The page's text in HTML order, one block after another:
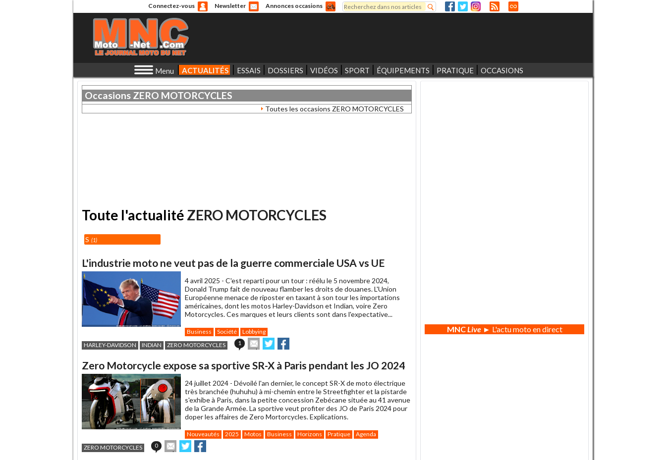
Connectez-vous Newsletter Annonces occasions
Formulaire de recherche
Rechercher
Menu ACTUALITÉS ESSAIS DOSSIERS VIDÉOS SPORT ÉQUIPEMENTS PRATIQUE OCCASIONS
Occasions ZERO MOTORCYCLES
Toutes les occasions ZERO MOTORCYCLES
Toute l'actualité ZERO MOTORCYCLES
S 1
L'industrie moto ne veut pas de la guerre commerciale USA vs UE
4 avril 2025 - C'est reparti pour un tour : réélu le 5 novembre 2024,
Donald Trump fait de nouveau flamber les droits de douanes. L'Union
Européenne menace de riposter en taxant à son tour les importations
américaines, dont les motos Harley-Davidson et Indian, voire Zero
Motorcycles. Ces marques et leurs clients sont dans l'expectative...
Business Société
Lobbying
HARLEY-DAVIDSON
INDIAN ZERO MOTORCYCLES 1
Envoyer
cet
à
ami
Partager
sur sur
Zero Motorcycle expose sa sportive SR-X à Paris pendant les JO 2024
24 juillet 2024 - Dévoilé l'an dernier, le concept SR-X de moto électrique
très branchée (huhuhu) à mi-chemin entre le Streetfighter et la pistarde
s'exhibe à Paris, dans la petite concession Zebécane située au 41 avenue
de la Grande Armée. La sportive veut profiter des JO de Paris 2024 pour
doper les affaires de Zero Mortorcycles. Explications.
Nouveautés 2025 Motos Business Horizons Pratique
Agenda
ZERO MOTORCYCLES
0
Envoyer
cet
Partager
sur sur
MNCLive► L'actu moto en direct